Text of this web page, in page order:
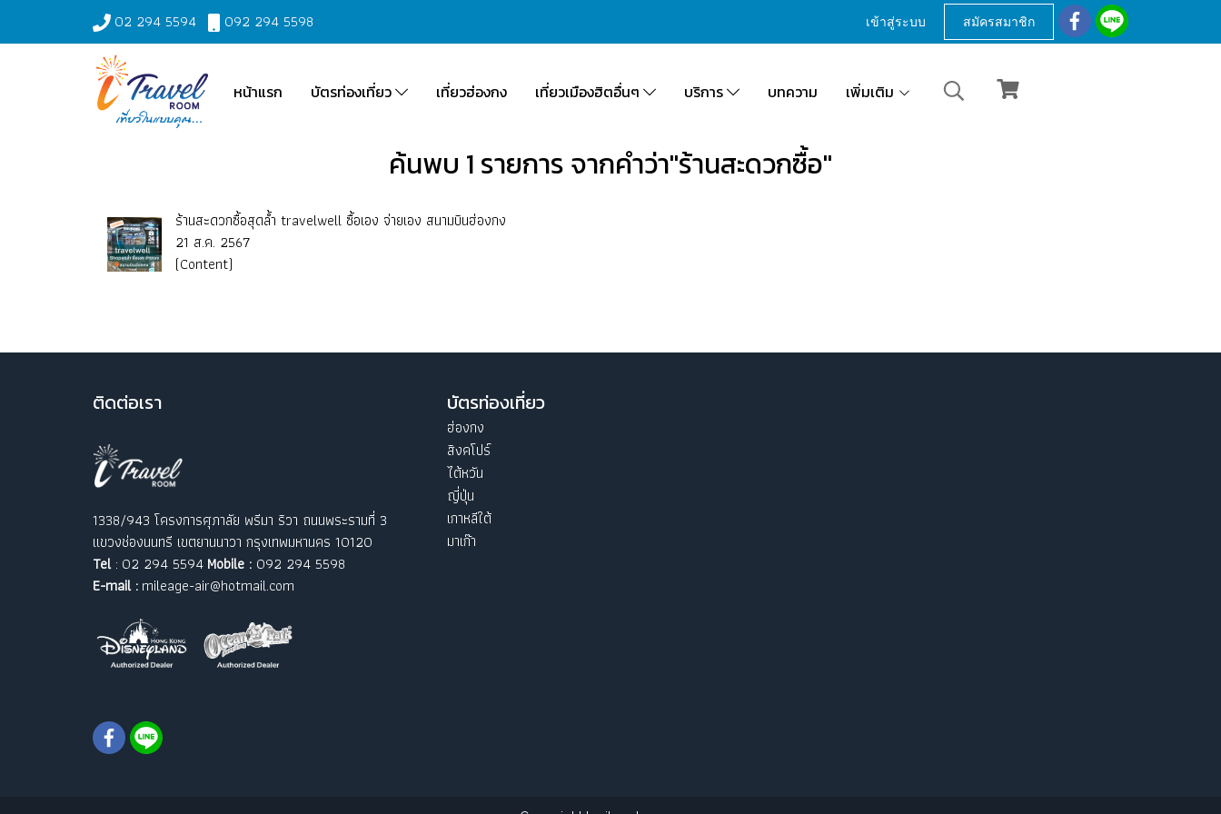
02 294 5594 092 294 5598 เข้าสู่ระบบ สมัครสมาชิก
หน้าแรก บัตรท่องเที่ยว เที่ยวฮ่องกง เที่ยวเมืองฮิตอื่นๆ บริการ บทความ เพิ่มเติม
ค้นพบ 1 รายการ จากคำว่า"ร้านสะดวกซื้อ"
ร้านสะดวกซื้อสุดล้ำ travelwell ซื้อเอง จ่ายเอง สนามบินฮ่องกง
21 ส.ค. 2567
(Content)
ติดต่อเรา
1338/943 โครงการศุภาลัย พรีมา ริวา ถนนพระรามที่ 3
แขวงช่องนนทรี เขตยานนาวา กรุงเทพมหานคร 10120
Tel: 02 294 5594 Mobile : 092 294 5598
E-mail : mileage-air@hotmail.com
บัตรท่องเที่ยว
ฮ่องกง
สิงคโปร์
ไต้หวัน
ญี่ปุ่น
เกาหลีใต้
มาเก๊า